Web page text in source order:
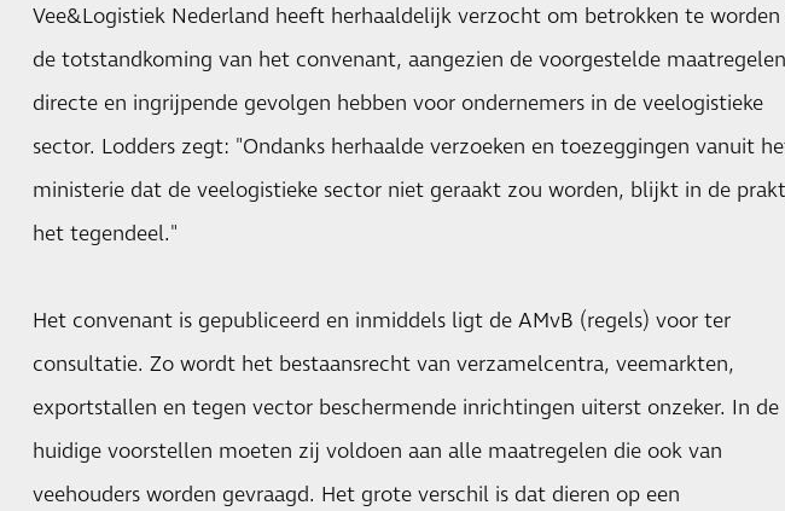
Vee&Logistiek Nederland heeft herhaaldelijk verzocht om betrokken te
de totstandkoming van het convenant, aangezien de voorgestelde maatregelen
directe en ingrijpende gevolgen hebben voor ondernemers in de veelogistieke
sector. Lodders zegt: "Ondanks herhaalde verzoeken en toezeggingen vanuit
ministerie dat de veelogistieke sector niet geraakt zou worden, blijkt in de
het tegendeel."
Het convenant is gepubliceerd en inmiddels ligt de AMvB (regels) voor ter
consultatie. Zo wordt het bestaansrecht van verzamelcentra, veemarkten,
exportstallen en tegen vector beschermende inrichtingen uiterst onzeker. In de
huidige voorstellen moeten zij voldoen aan alle maatregelen die ook van
veehouders worden gevraagd. Het grote verschil is dat dieren op een